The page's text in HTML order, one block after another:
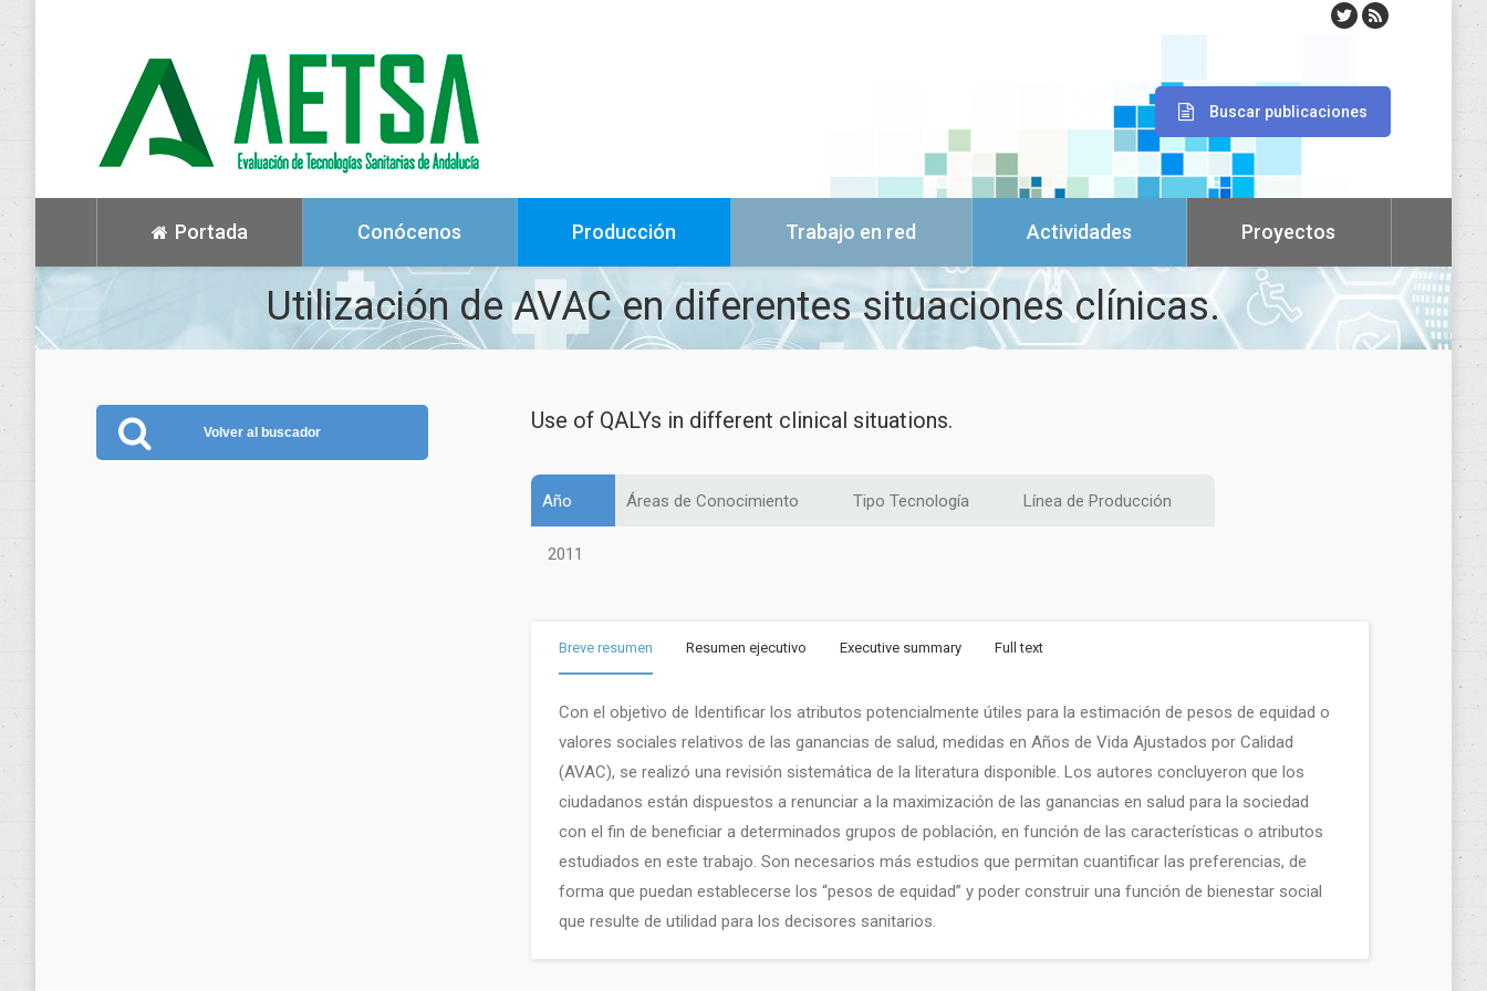
Buscar publicaciones
Portada Conócenos Producción Trabajo en red Actividades Proyectos
Utilización de AVAC en diferentes situaciones clínicas.
Volver al buscador Use of QALYs in different clinical situations.
Año Áreas de Conocimiento Tipo Tecnología Línea de Producción
2011
Breve resumen Resumen ejecutivo Executive summary Full text
Con el objetivo de Identificar los atributos potencialmente útiles para la estimación de pesos de equidad o
valores sociales relativos de las ganancias de salud, medidas en Años de Vida Ajustados por Calidad
(AVAC), se realizó una revisión sistemática de la literatura disponible. Los autores concluyeron que los
ciudadanos están dispuestos a renunciar a la maximización de las ganancias en salud para la sociedad
con el fin de beneficiar a determinados grupos de población, en función de las características o atributos
estudiados en este trabajo. Son necesarios más estudios que permitan cuantificar las preferencias, de
forma que puedan establecerse los “pesos de equidad” y poder construir una función de bienestar social
que resulte de utilidad para los decisores sanitarios.